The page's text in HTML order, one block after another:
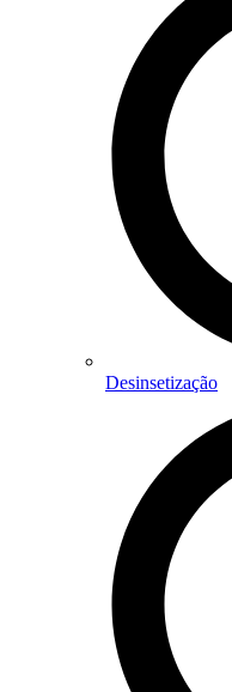
Desinsetização